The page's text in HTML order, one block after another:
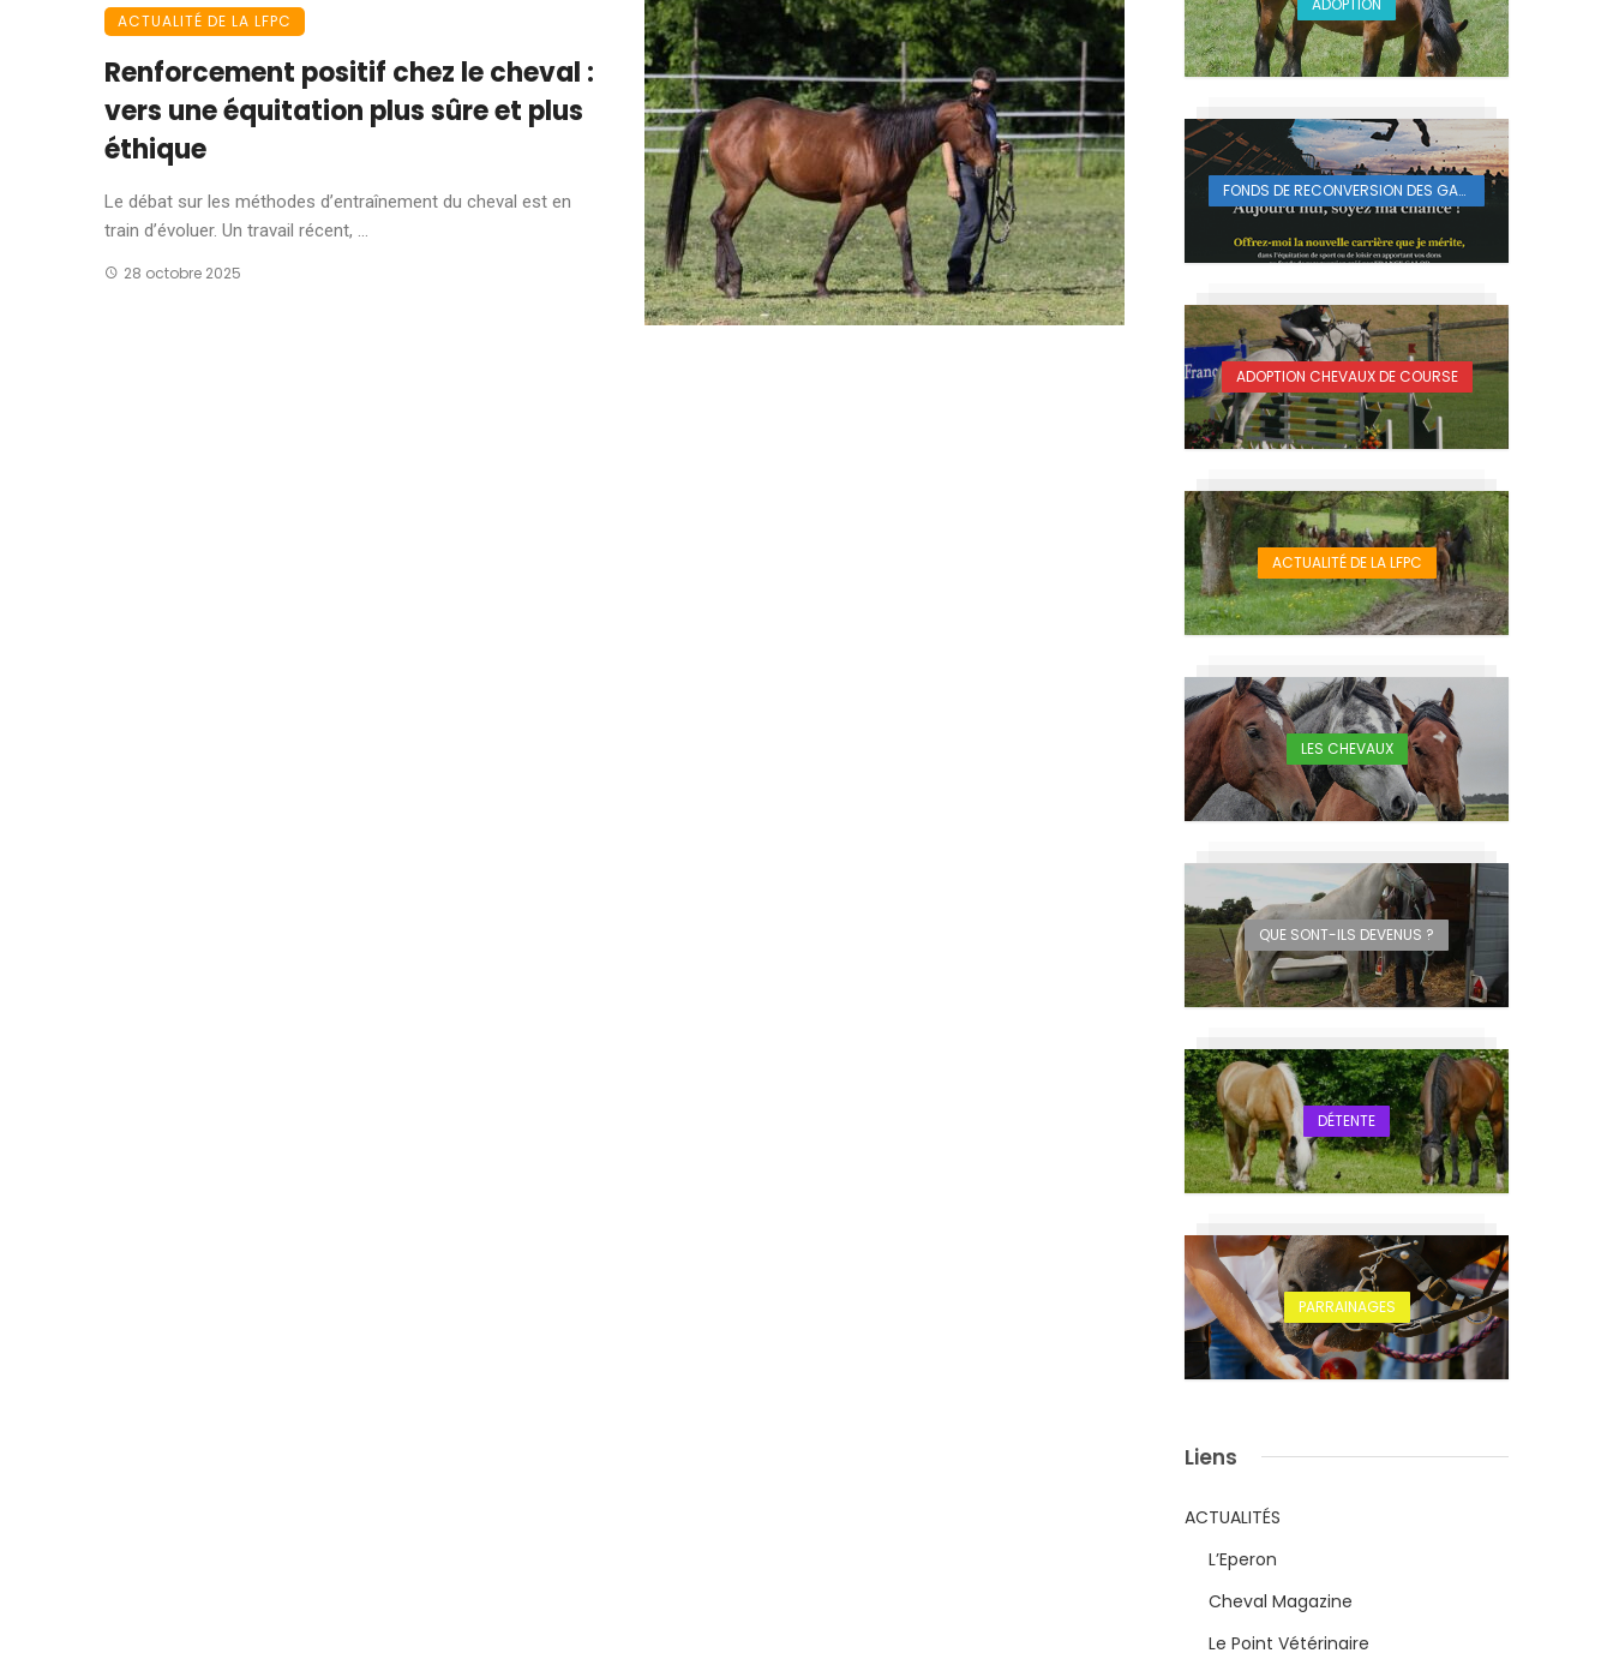
ACTUALITÉ DE LA LFPC
Renforcement positif chez le cheval :
vers une équitation plus sûre et plus
éthique
Le débat sur les méthodes d’entraînement du cheval est en
train d’évoluer. Un travail récent, ...
28 octobre 2025
ADOPTION
FONDS DE RECONVERSION DES GALOPEURS
ADOPTION CHEVAUX DE COURSE
ACTUALITÉ DE LA LFPC
LES CHEVAUX
QUE SONT-ILS DEVENUS ?
DÉTENTE
PARRAINAGES
Liens
ACTUALITÉS
L’Eperon
Cheval Magazine
Le Point Vétérinaire